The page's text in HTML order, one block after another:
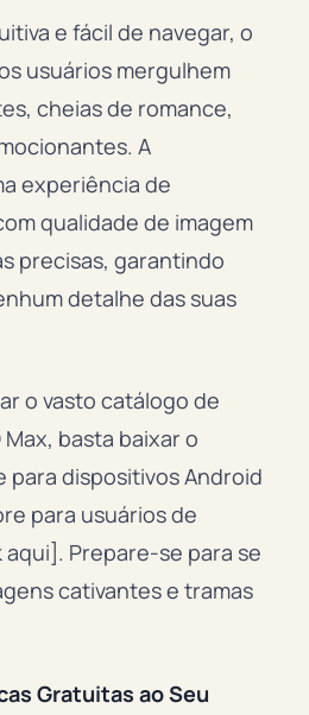
e fácil de navegar, o
usuários mergulhem
cheias de romance,
A
experiência de
qualidade de imagem
precisas, garantindo
detalhe das suas
o vasto catálogo de
basta baixar o
para dispositivos Android
para usuários de
Prepare-se para se
cativantes e tramas
Gratuitas ao Seu